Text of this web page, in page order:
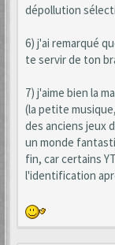
dépollution
6) j'ai remarqué
te servir de ton
7) j'aime bien la
(la petite
des anciens jeux
un monde
fin, car certains
l'identification